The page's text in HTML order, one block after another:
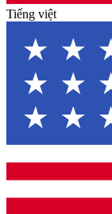
Tiếng việt